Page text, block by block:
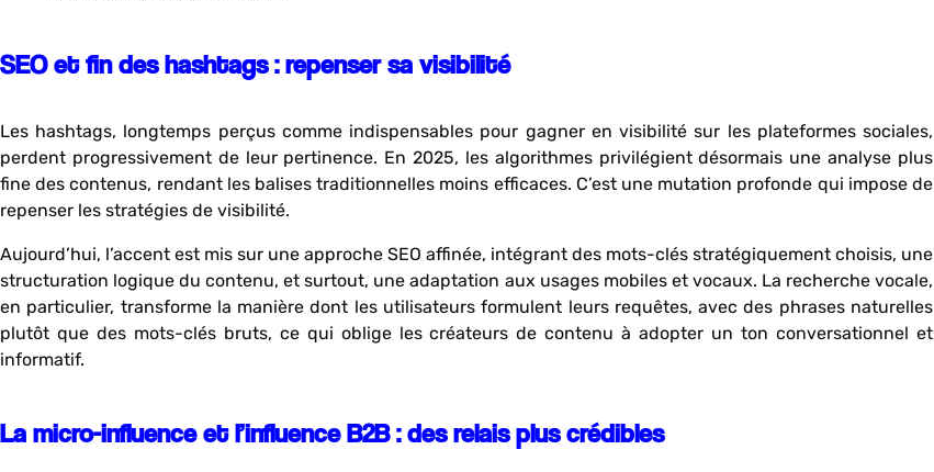
SEO et fin des hashtags : repenser sa visibilité
Les hashtags, longtemps perçus comme indispensables pour gagner en visibilité sur les plateformes sociales,
perdent progressivement de leur pertinence. En 2025, les algorithmes privilégient désormais une analyse plus
fine des contenus, rendant les balises traditionnelles moins efficaces. C’est une mutation profonde qui impose de
repenser les stratégies de visibilité.
Aujourd’hui, l’accent est mis sur une approche SEO affinée, intégrant des mots-clés stratégiquement choisis, une
structuration logique du contenu, et surtout, une adaptation aux usages mobiles et vocaux. La recherche vocale,
en particulier, transforme la manière dont les utilisateurs formulent leurs requêtes, avec des phrases naturelles
plutôt que des mots-clés bruts, ce qui oblige les créateurs de contenu à adopter un ton conversationnel et
informatif.
La micro-influence et l’influence B2B : des relais plus crédibles